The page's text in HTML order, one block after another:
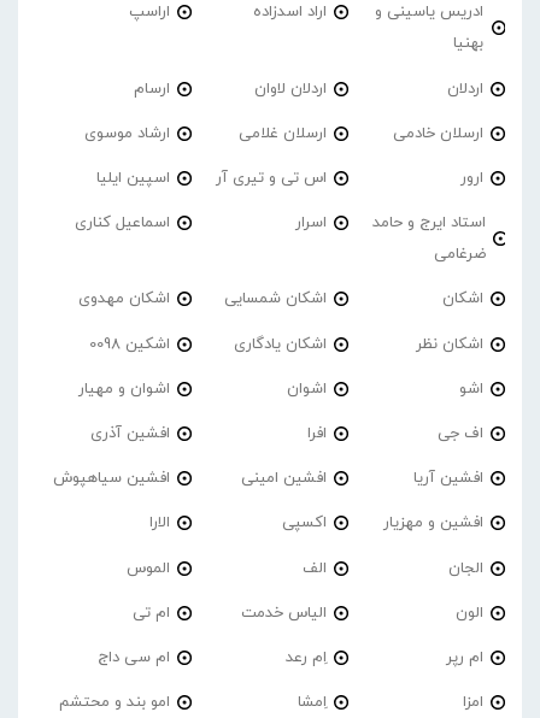
ادریس یاسینی و
بهنیا
اراد اسدزاده اراسپ
اردلان اردلان لاوان ارسام
ارسلان خادمی ارسلان غلامی ارشاد موسوی
ارور اس تی و تیری آر اسپین ایلیا
استاد ایرج و حامد
ضرغامی
اسرار اسماعیل کناری
اشکان اشکان شمسایی اشکان مهدوی
اشکان نظر اشکان یادگاری اشکین 0098
اشو اشوان اشوان و مهیار
اف جی افرا افشین آذری
افشین آریا افشین امینی افشین سیاهپوش
افشین و مهزیار اکسپی الارا
الجان الف الموس
الون الیاس خدمت ام تی
ام رپر اِم رعد ام سی داج
امزا اِمشا امو بند و محتشم